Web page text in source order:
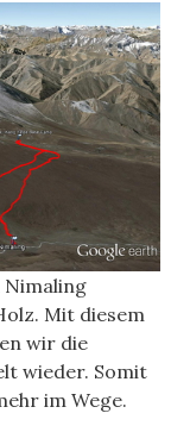
Nimaling
Mit diesem
wir die
wieder. Somit
im Wege.